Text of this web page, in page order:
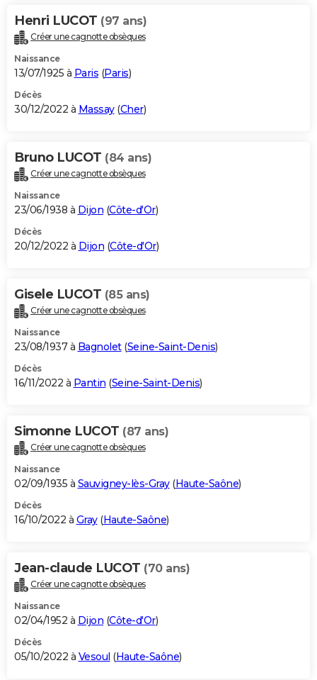
Henri LUCOT (97 ans)
Créer une cagnotte obsèques
Naissance
13/07/1925 à Paris (Paris)
Décès
30/12/2022 à Massay(Cher)
Bruno LUCOT (84 ans)
Créer une cagnotte obsèques
Naissance
23/06/1938 à Dijon (Côte-d'Or)
Décès
20/12/2022 à Dijon (Côte-d'Or)
Gisele LUCOT (85 ans)
Créer une cagnotte obsèques
Naissance
23/08/1937 à Bagnolet(Seine-Saint-Denis)
Décès
16/11/2022 à Pantin (Seine-Saint-Denis)
Simonne LUCOT (87 ans)
Créer une cagnotte obsèques
Naissance
02/09/1935 à Sauvigney-lès-Gray(Haute-Saône)
Décès
16/10/2022 à Gray(Haute-Saône)
Jean-claude LUCOT (70 ans)
Créer une cagnotte obsèques
Naissance
02/04/1952 à Dijon (Côte-d'Or)
Décès
05/10/2022 à Vesoul (Haute-Saône)